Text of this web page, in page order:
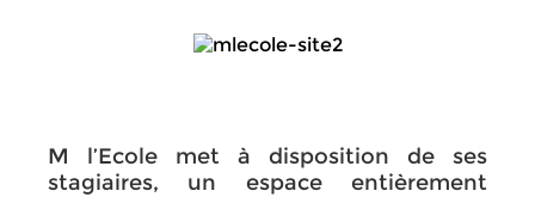
M l’Ecole met à disposition de ses
stagiaires, un espace entièrement